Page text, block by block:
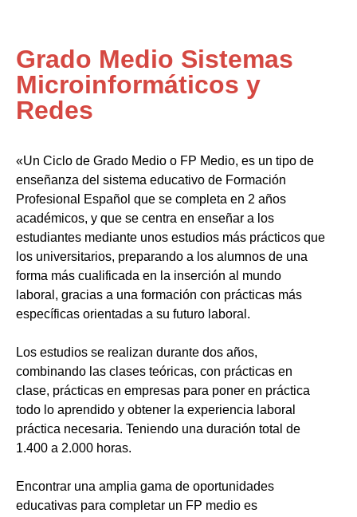
Grado Medio Sistemas
Microinformáticos y
Redes
«Un Ciclo de Grado Medio o FP Medio, es un tipo de
enseñanza del sistema educativo de Formación
Profesional Español que se completa en 2 años
académicos, y que se centra en enseñar a los
estudiantes mediante unos estudios más prácticos que
los universitarios, preparando a los alumnos de una
forma más cualificada en la inserción al mundo
laboral, gracias a una formación con prácticas más
específicas orientadas a su futuro laboral.
Los estudios se realizan durante dos años,
combinando las clases teóricas, con prácticas en
clase, prácticas en empresas para poner en práctica
todo lo aprendido y obtener la experiencia laboral
práctica necesaria. Teniendo una duración total de
1.400 a 2.000 horas.
Encontrar una amplia gama de oportunidades
educativas para completar un FP medio es